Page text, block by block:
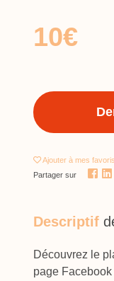
10€
Ajouter à mes favoris
Partager sur
Descriptif
Découvrez le
page Facebook